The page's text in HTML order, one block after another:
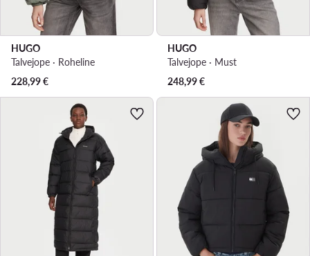
HUGO
Talvejope · Roheline
228,99€
HUGO
Talvejope · Must
248,99€